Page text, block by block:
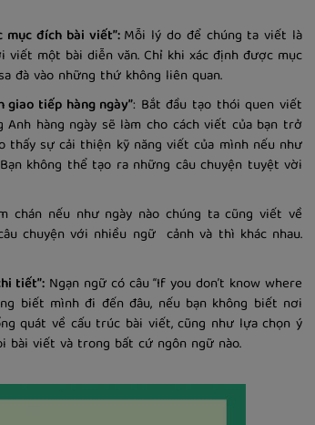
đích bài viết”:Mỗi lý do để chúng ta viết là
viết một bài diễn văn. Chỉ khi xác định được mục
đà vào những thứ không liên quan.
tiếp hàng ngày”: Bắt đầu tạo thói quen viết
hàng ngày sẽ làm cho cách viết của bạn trở
thấy sự cải thiện kỹ năng viết của mình nếu như
không thể tạo ra những câu chuyện tuyệt vời
chán nếu như ngày nào chúng ta cũng viết về
chuyện với nhiều ngữ cảnh và thì khác nhau.
tiết”:Ngạn ngữ có câu “If you don’t know where
biết mình đi đến đâu, nếu bạn không biết nơi
quát về cấu trúc bài viết, cũng như lựa chọn ý
bài viết và trong bất cứ ngôn ngữ nào.